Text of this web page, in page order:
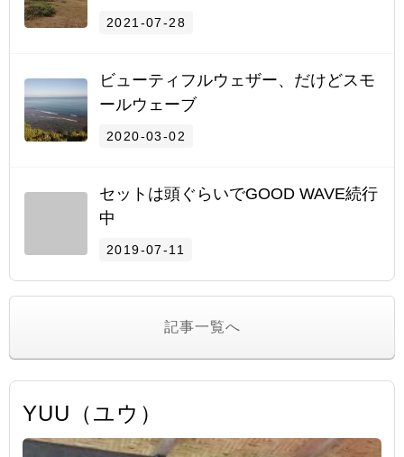
2021-07-28
ビューティフルウェザー、だけどスモ
ールウェーブ
2020-03-02
セットは頭ぐらいでGOOD WAVE続行
中
2019-07-11
記事一覧へ
YUU（ユウ）